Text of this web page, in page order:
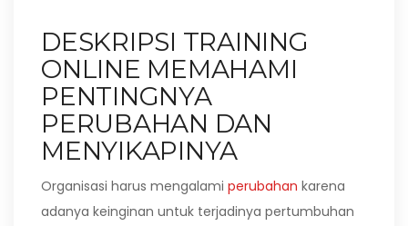
DESKRIPSI TRAINING
ONLINE MEMAHAMI
PENTINGNYA
PERUBAHAN DAN
MENYIKAPINYA
Organisasi harus mengalami perubahan karena
adanya keinginan untuk terjadinya pertumbuhan